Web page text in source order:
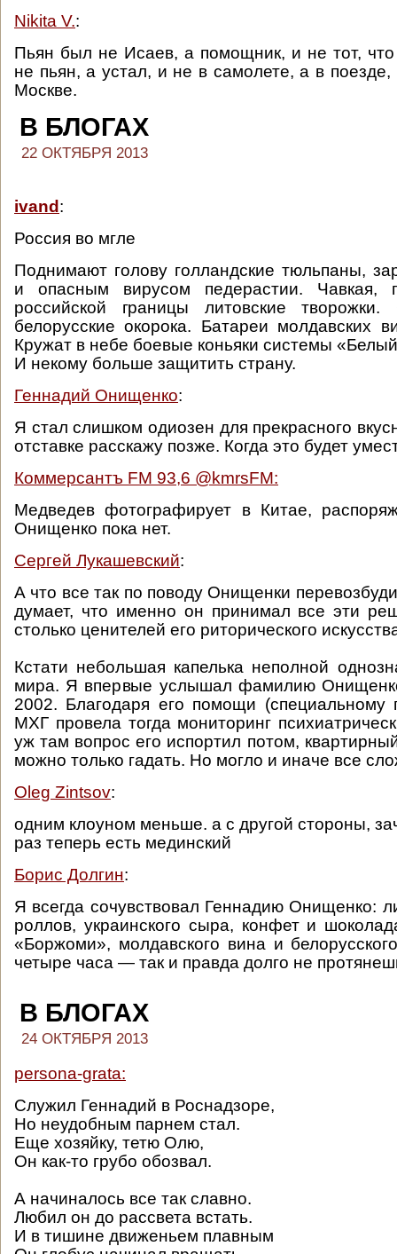
Nikita V.:
Пьян был не Исаев, а помощник, и не тот, что
не пьян, а устал, и не в самолете, а в
Москве.
В БЛОГАХ
22 ОКТЯБРЯ 2013
ivand :
Россия во мгле
Поднимают голову голландские тюльпаны,
и опасным вирусом педерастии. Чавкая,
российской границы литовские
белорусские окорока. Батареи молдавских
Кружат в небе боевые коньяки системы
И некому больше защитить страну.
Геннадий Онищенко:
Я стал слишком одиозен для прекрасного
отставке расскажу позже. Когда это будет
Коммерсантъ FM 93,6 ‏@kmrsFM:
Медведев фотографирует в Китае,
Онищенко пока нет.
Сергей Лукашевский:
А что все так по поводу Онищенки
думает, что именно он принимал все эти
столько ценителей его риторического
Кстати небольшая капелька неполной
мира. Я впервые услышал фамилию
2002. Благодаря его помощи (специальному
МХГ провела тогда мониторинг
уж там вопрос его испортил потом,
можно только гадать. Но могло и иначе все
Oleg Zintsov:
одним клоуном меньше. а с другой стороны,
раз теперь есть мединский
Борис Долгин:
Я всегда сочувствовал Геннадию Онищенко:
роллов, украинского сыра, конфет и
«Боржоми», молдавского вина и
четыре часа — так и правда долго не
В БЛОГАХ
24 ОКТЯБРЯ 2013
persona-grata:
Служил Геннадий в Роснадзоре,
Но неудобным парнем стал.
Еще хозяйку, тетю Олю,
Он как-то грубо обозвал.
А начиналось все так славно.
Любил он до рассвета встать.
И в тишине движеньем плавным